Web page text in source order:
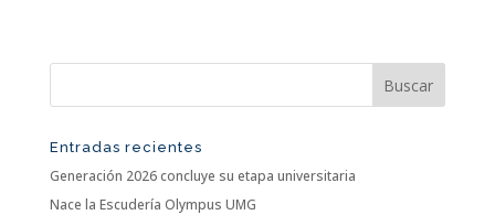
Entradas recientes
Generación 2026 concluye su etapa universitaria
Nace la Escudería Olympus UMG